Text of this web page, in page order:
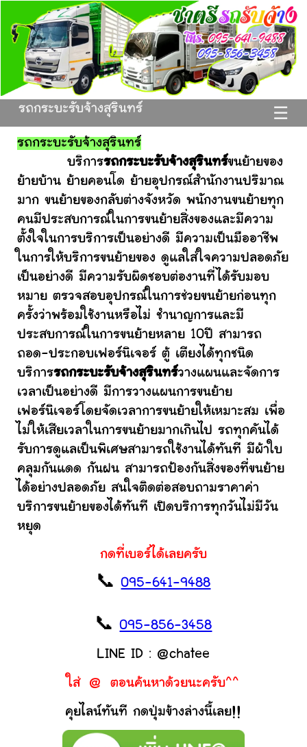
☰
รถกระบะรับจ้างสุรินทร์
รถกระบะรับจ้างสุรินทร์
บริการรถกระบะรับจ้างสุรินทร์ขนย้ายของ
ย้ายบ้าน ย้ายคอนโด ย้ายอุปกรณ์สำนักงานปริมาณ
มาก ขนย้ายของกลับต่างจังหวัด พนักงานขนย้ายทุก
คนมีประสบการณ์ในการขนย้ายสิ่งของและมีความ
ตั้งใจในการบริการเป็นอย่างดี มีความเป็นมืออาชีพ
ในการให้บริการขนย้ายของ ดูแลใส่ใจความปลอดภัย
เป็นอย่างดี มีความรับผิดชอบต่องานที่ได้รับมอบ
หมาย ตรวจสอบอุปกรณ์ในการช่วยขนย้ายก่อนทุก
ครั้งว่าพร้อมใช้งานหรือไม่ ชำนาญการและมี
ประสบการณ์ในการขนย้ายหลาย 10ปี สามารถ
ถอด-ประกอบเฟอร์นิเจอร์ ตู้ เตียงได้ทุกชนิด
บริการรถกระบะรับจ้างสุรินทร์วางแผนและจัดการ
เวลาเป็นอย่างดี มีการวางแผนการขนย้าย
เฟอร์นิเจอร์โดยจัดเวลาการขนย้ายให้เหมาะสม เพื่อ
ไม่ให้เสียเวลาในการขนย้ายมากเกินไป รถทุกคันได้
รับการดูแลเป็นพิเศษสามารถใช้งานได้ทันที มีผ้าใบ
คลุมกันแดด กันฝน สามารถป้องกันสิ่งของที่ขนย้าย
ได้อย่างปลอดภัย สนใจติดต่อสอบถามราคาค่า
บริการขนย้ายของได้ทันที เปิดบริการทุกวันไม่มีวัน
หยุด
กดที่เบอร์ได้เลยครับ
📞095-641-9488
📞095-856-3458
LINE ID : @chatee
ใส่ @ ตอนค้นหาด้วยนะครับ^^
คุยไลน์ทันที กดปุ่มข้างล่างนี้เลย!!